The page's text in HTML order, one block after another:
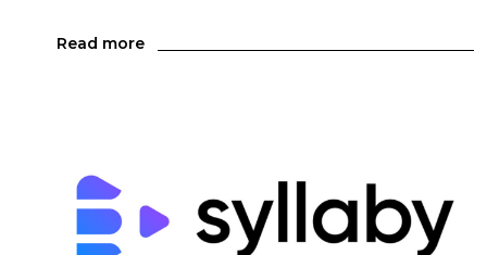
Read more